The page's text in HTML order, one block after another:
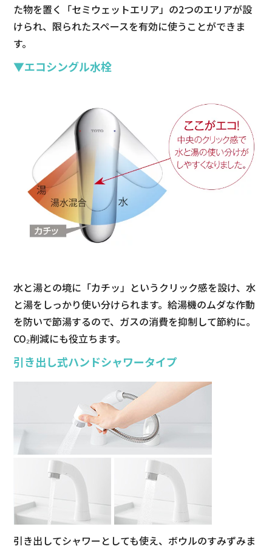
お客様の声
運営会社
プライバシーポリシー
お問い合わせ
た物を置く「セミウェットエリア」の2つのエリアが設
けられ、限られたスペースを有効に使うことができま
す。
▼エコシングル水栓
水と湯との境に「カチッ」というクリック感を設け、水
と湯をしっかり使い分けられます。給湯機のムダな作動
を防いで節湯するので、ガスの消費を抑制して節約に。
CO₂削減にも役立ちます。
引き出し式ハンドシャワータイプ
引き出してシャワーとしても使え、ボウルのすみずみま